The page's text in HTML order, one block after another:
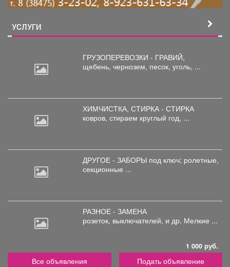
УСЛУГИ
ГРУЗОПЕРЕВОЗКИ - ГРАВИЙ,
щебень, чернозем, песок, уголь, ...
ХИМЧИСТКА, СТИРКА - СТИРКА
ковров, стираем круглый год, ...
ДРУГОЕ - ЗАБОРЫ под ключ; ролетные,
секционные ...
РАЗНОЕ - ЗАМЕНА
розеток, выключателей, и др. Мелкие ...
1 000 руб.
Все объявления Подать объявление